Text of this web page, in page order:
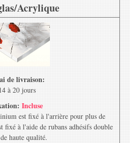
Acrylique
de livraison:
14 à 20 jours
Incluse
est fixé à l'arrière pour plus de
fixé à l'aide de rubans adhésifs double
haute qualité.